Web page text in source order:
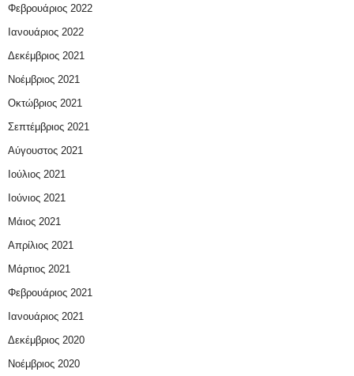
Φεβρουάριος 2022
Ιανουάριος 2022
Δεκέμβριος 2021
Νοέμβριος 2021
Οκτώβριος 2021
Σεπτέμβριος 2021
Αύγουστος 2021
Ιούλιος 2021
Ιούνιος 2021
Μάιος 2021
Απρίλιος 2021
Μάρτιος 2021
Φεβρουάριος 2021
Ιανουάριος 2021
Δεκέμβριος 2020
Νοέμβριος 2020